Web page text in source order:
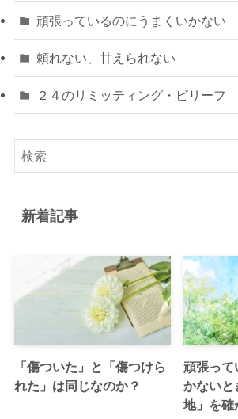
頑張っているのにうまくいかない
頼れない、甘えられない
２４のリミッティング・ビリーフ
新着記事
「傷ついた」と「傷つけら
れた」は同じなのか？
頑張って
かないと
地」を確